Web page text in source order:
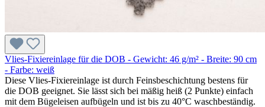
Vlies-Fixiereinlage für die DOB - Gewicht: 46 g/m² - Breite: 90 cm
- Farbe: weiß
Diese Vlies-Fixiereinlage ist durch Feinsbeschichtung bestens für
die DOB geeignet. Sie lässt sich bei mäßig heiß (2 Punkte) einfach
mit dem Bügeleisen aufbügeln und ist bis zu 40°C waschbeständig.